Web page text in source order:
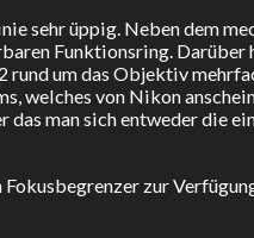
sehr üppig. Neben dem
Funktionsring. Darüber
um das Objektiv
welches von Nikon
man sich entweder die
zur